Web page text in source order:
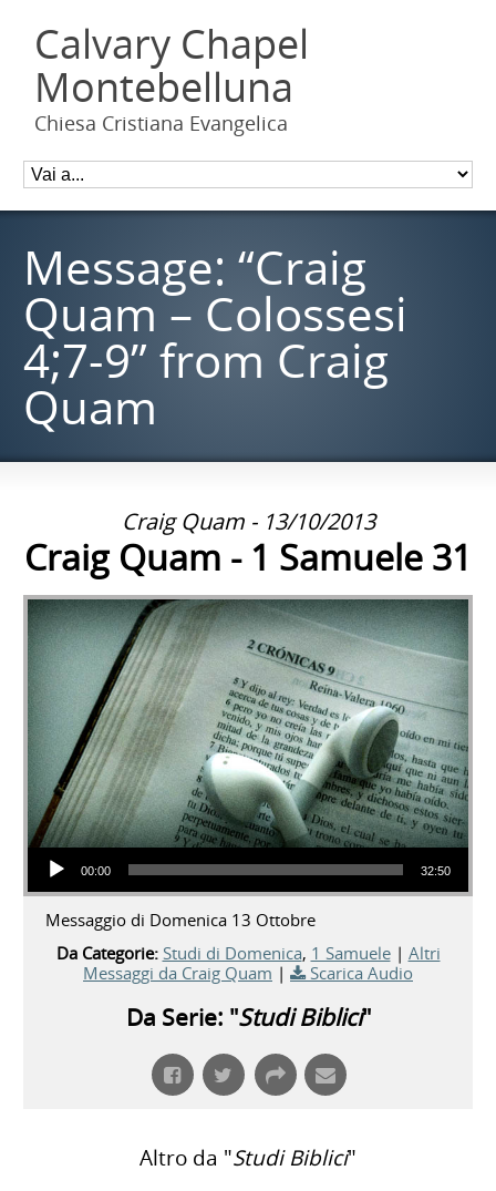
Calvary Chapel
Montebelluna
Chiesa Cristiana Evangelica
Message: “Craig
Quam – Colossesi
4;7-9” from Craig
Quam
Craig Quam - 13/10/2013
Craig Quam - 1 Samuele 31
Audio Player
00:00 32:50
Messaggio di Domenica 13 Ottobre
Da Categorie: Studi di Domenica, 1 Samuele| Altri
Messaggi da Craig Quam | Scarica Audio
Da Serie: "Studi Biblici"
Altro da "Studi Biblici"